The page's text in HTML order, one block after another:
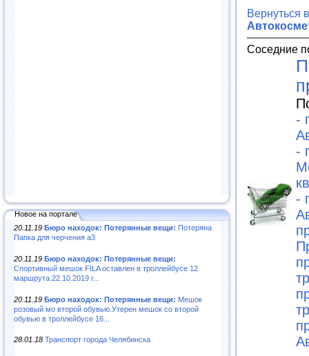
Новое на портале
20.11.19 Бюро находок: Потерянные вещи: Потеряна
Папка для черчения а3
20.11.19 Бюро находок: Потерянные вещи:
Спортивный мешок FILA оставлен в троллейбусе 12
маршрута.22.10.2019 г...
20.11.19 Бюро находок: Потерянные вещи: Мешок
розовый мо второй обувью.Утерен мешок со второй
обувью в троллейбусе 16...
28.01.18 Транспорт города Челябинска
Вернуться
Соседние
-
-
-